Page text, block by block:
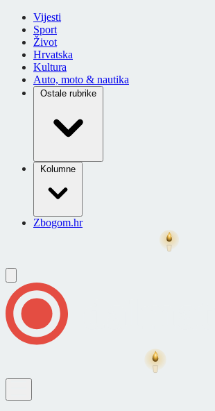
Vijesti
Sport
Život
Hrvatska
Kultura
Auto, moto & nautika
Ostale rubrike
Kolumne
Zbogom.hr